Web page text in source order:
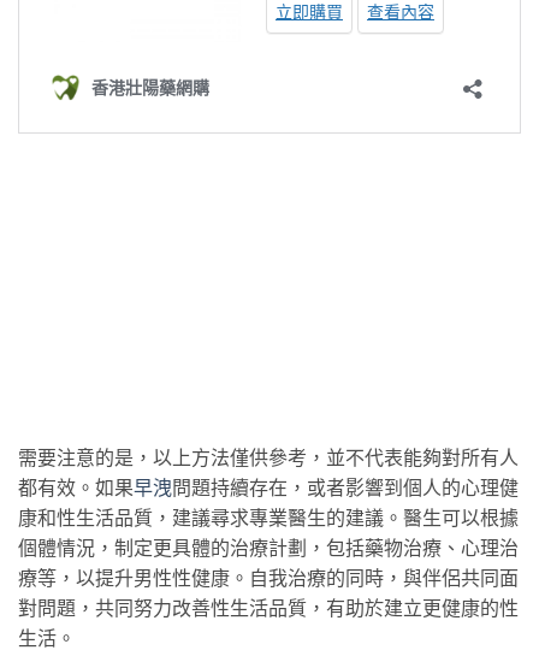
需要注意的是，以上方法僅供參考，並不代表能夠對所有人
都有效。如果早洩問題持續存在，或者影響到個人的心理健
康和性生活品質，建議尋求專業醫生的建議。醫生可以根據
個體情況，制定更具體的治療計劃，包括藥物治療、心理治
療等，以提升男性性健康。自我治療的同時，與伴侶共同面
對問題，共同努力改善性生活品質，有助於建立更健康的性
生活。